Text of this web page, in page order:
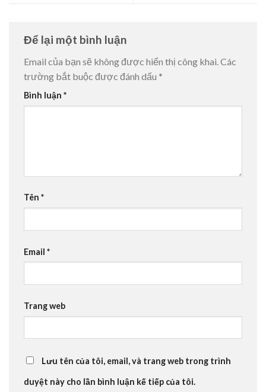
Để lại một bình luận
Email của bạn sẽ không được hiển thị công khai.Các
trường bắt buộc được đánh dấu *
Bình luận *
Tên *
Email *
Trang web
Lưu tên của tôi, email, và trang web trong trình
duyệt này cho lần bình luận kế tiếp của tôi.